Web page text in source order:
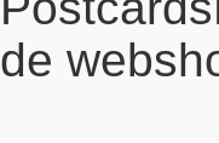
de